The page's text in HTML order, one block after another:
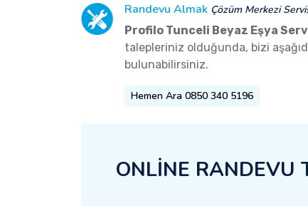
Randevu Almak Çözüm Merkezi
Profilo Tunceli Beyaz Eşya
talepleriniz olduğunda, bizi
bulunabilirsiniz.
Hemen Ara 0850 340 5196
ONLİNE RANDEVU